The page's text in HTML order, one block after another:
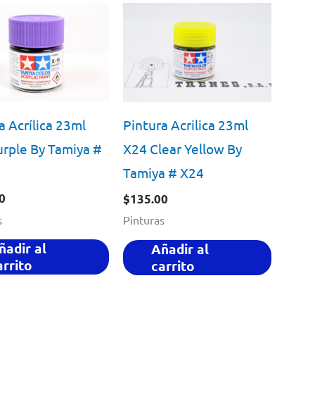
Acrílica 23ml
By Tamiya #
al
Pintura Acrilica 23ml
X24 Clear Yellow By
Tamiya # X24
$135.00
Pinturas
Añadir al
carrito